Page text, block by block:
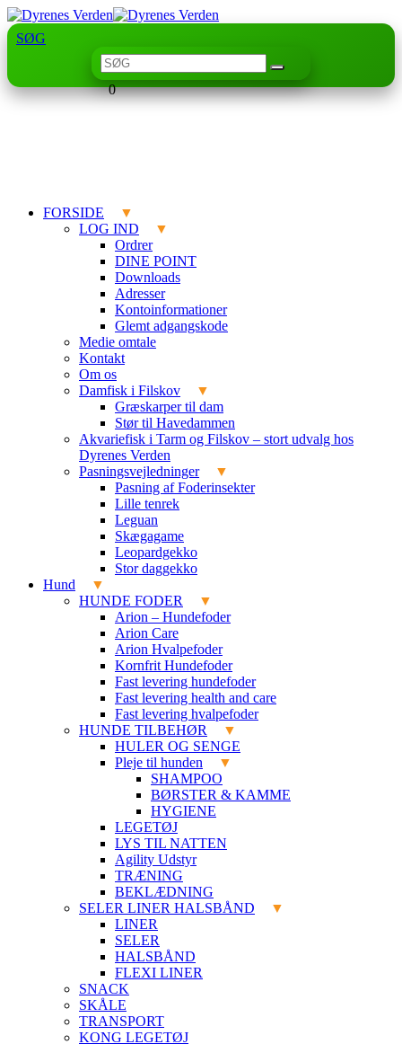
SØG
0
FORSIDE
LOG IND
Ordrer
DINE POINT
Downloads
Adresser
Kontoinformationer
Glemt adgangskode
Medie omtale
Kontakt
Om os
Damfisk i Filskov
Græskarper til dam
Stør til Havedammen
Akvariefisk i Tarm og Filskov – stort udvalg hos
Dyrenes Verden
Pasningsvejledninger
Pasning af Foderinsekter
Lille tenrek
Leguan
Skægagame
Leopardgekko
Stor daggekko
Hund
HUNDE FODER
Arion – Hundefoder
Arion Care
Arion Hvalpefoder
Kornfrit Hundefoder
Fast levering hundefoder
Fast levering health and care
Fast levering hvalpefoder
HUNDE TILBEHØR
HULER OG SENGE
Pleje til hunden
SHAMPOO
BØRSTER & KAMME
HYGIENE
LEGETØJ
LYS TIL NATTEN
Agility Udstyr
TRÆNING
BEKLÆDNING
SELER LINER HALSBÅND
LINER
SELER
HALSBÅND
FLEXI LINER
SNACK
SKÅLE
TRANSPORT
KONG LEGETØJ